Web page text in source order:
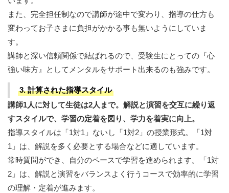
また、完全担任制なので講師が途中で変わり、指導の仕方も
変わってお子さまに負担がかかる事も無いようにしていま
す。
講師と深い信頼関係で結ばれるので、受験生にとっての『心
強い味方』としてメンタルをサポート出来るのも強みです。
3. 計算された指導スタイル
講師1人に対して生徒は2人まで。解説と演習を交互に繰り返
すスタイルで、学習の定着を図り、学力を着実に向上。
指導スタイルは「1対1」ないし「1対2」の授業形式。「1対
1」は、解説を多く必要とする場合などに適しています。
常時質問ができ、自分のペースで学習を進められます。「1対
2」は、解説と演習をバランスよく行うコースで効率的に学習
の理解・定着が進みます。